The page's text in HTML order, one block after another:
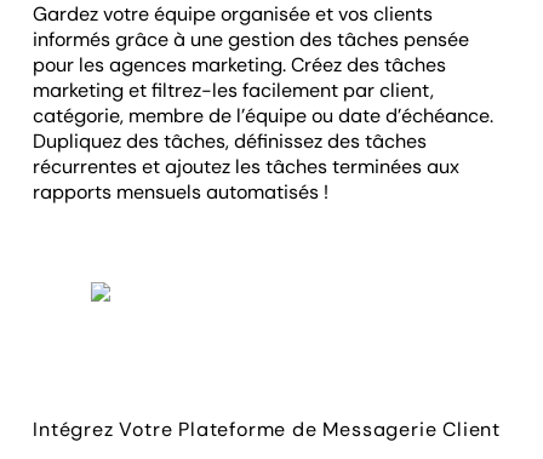
Gardez votre équipe organisée et vos clients
informés grâce à une gestion des tâches pensée
pour les agences marketing. Créez des tâches
marketing et filtrez-les facilement par client,
catégorie, membre de l’équipe ou date d’échéance.
Dupliquez des tâches, définissez des tâches
récurrentes et ajoutez les tâches terminées aux
rapports mensuels automatisés !
Intégrez Votre Plateforme de Messagerie Client